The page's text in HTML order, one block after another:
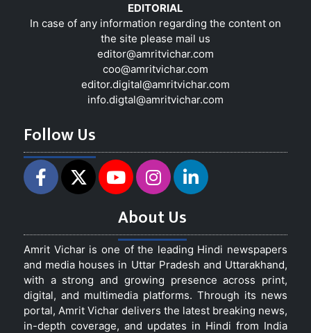
EDITORIAL
In case of any information regarding the content on
the site please mail us
editor@amritvichar.com
coo@amritvichar.com
editor.digital@amritvichar.com
info.digtal@amritvichar.com
Follow Us
About Us
Amrit Vichar is one of the leading Hindi newspapers
and media houses in Uttar Pradesh and Uttarakhand,
with a strong and growing presence across print,
digital, and multimedia platforms. Through its news
portal, Amrit Vichar delivers the latest breaking news,
in-depth coverage, and updates in Hindi from India